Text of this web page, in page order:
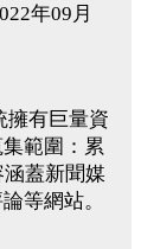
年09月
擁有巨量資
範圍：累
蓋新聞媒
等網站。